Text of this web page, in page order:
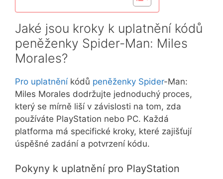
Jaké jsou kroky k uplatnění kódů
peněženky Spider-Man: Miles
Morales?
Pro uplatněníkódů peněženky Spider-Man:
Miles Morales dodržujte jednoduchý proces,
který se mírně liší v závislosti na tom, zda
používáte PlayStation nebo PC. Každá
platforma má specifické kroky, které zajišťují
úspěšné zadání a potvrzení kódu.
Pokyny k uplatnění pro PlayStation